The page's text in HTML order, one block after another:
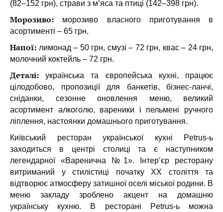
(82–152 грн), страви з м’яса та птиці (142–398 грн).
Морозиво: морозиво власного приготування в
асортименті – 65 грн.
Напої: лимонад – 50 грн, смузі – 72 грн, квас – 24 грн,
молочний коктейль – 72 грн.
Деталі: українська та європейська кухні, працює
цілодобово, пропозиції для банкетів, бізнес-ланчі,
сніданки, сезонне оновлення меню, великий
асортимент алкоголю, вареники і пельмені ручного
ліплення, настоянки домашнього приготування.
Київський ресторан української кухні Petrus-ь
заходиться в центрі столиці та є наступником
легендарної «Варенична №1». Інтер’єр ресторану
витриманий у стилістиці початку XX століття та
відтворює атмосферу затишної оселі міської родини. В
меню закладу зроблено акцент на домашню
українську кухню. В ресторані Petrus-ь можна